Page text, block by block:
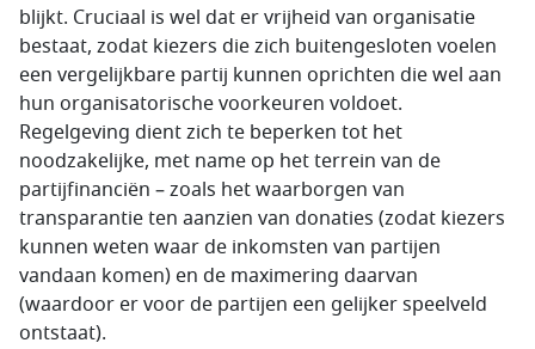
blijkt. Cruciaal is wel dat er vrijheid van organisatie
bestaat, zodat kiezers die zich buitengesloten voelen
een vergelijkbare partij kunnen oprichten die wel aan
hun organisatorische voorkeuren voldoet.
Regelgeving dient zich te beperken tot het
noodzakelijke, met name op het terrein van de
partijfinanciën – zoals het waarborgen van
transparantie ten aanzien van donaties (zodat kiezers
kunnen weten waar de inkomsten van partijen
vandaan komen) en de maximering daarvan
(waardoor er voor de partijen een gelijker speelveld
ontstaat).